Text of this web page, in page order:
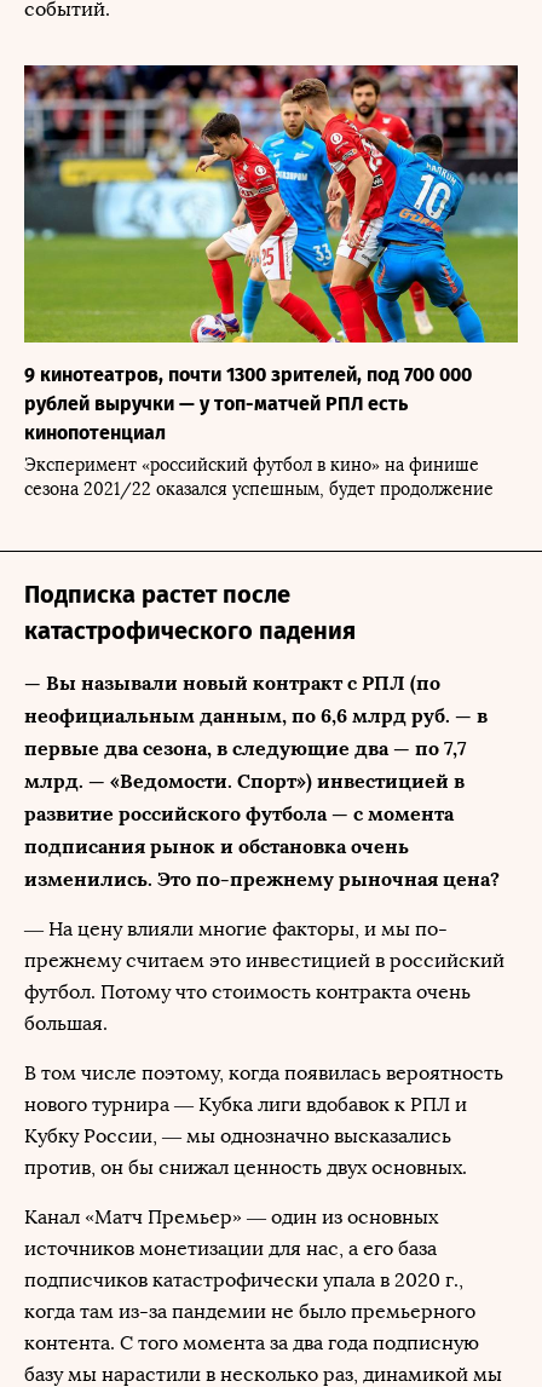
событий.
9 кинотеатров, почти 1300 зрителей, под 700 000
рублей выручки — у топ-матчей РПЛ есть
кинопотенциал
Эксперимент «российский футбол в кино» на финише
сезона 2021/22 оказался успешным, будет продолжение
Подписка растет после
катастрофического падения
— Вы называли новый контракт с РПЛ (по
неофициальным данным, по 6,6 млрд руб. — в
первые два сезона, в следующие два — по 7,7
млрд. — «Ведомости. Спорт») инвестицией в
развитие российского футбола — с момента
подписания рынок и обстановка очень
изменились. Это по-прежнему рыночная цена?
— На цену влияли многие факторы, и мы по-
прежнему считаем это инвестицией в российский
футбол. Потому что стоимость контракта очень
большая.
В том числе поэтому, когда появилась вероятность
нового турнира — Кубка лиги вдобавок к РПЛ и
Кубку России, — мы однозначно высказались
против, он бы снижал ценность двух основных.
Канал «Матч Премьер» — один из основных
источников монетизации для нас, а его база
подписчиков катастрофически упала в 2020 г.,
когда там из-за пандемии не было премьерного
контента. С того момента за два года подписную
базу мы нарастили в несколько раз, динамикой мы